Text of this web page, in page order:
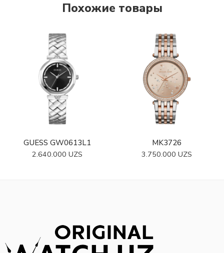
Похожие товары
GUESS GW0613L1
2.640.000 UZS
MK3726
3.750.000 UZS